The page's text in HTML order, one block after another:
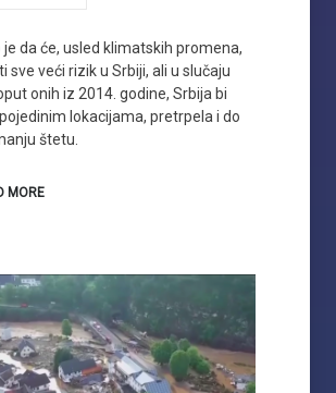
je da će, usled klimatskih promena,
sve veći rizik u Srbiji, ali u slučaju
onih iz 2014. godine, Srbija bi
lokacijama, pretrpela i do
štetu.
MORE